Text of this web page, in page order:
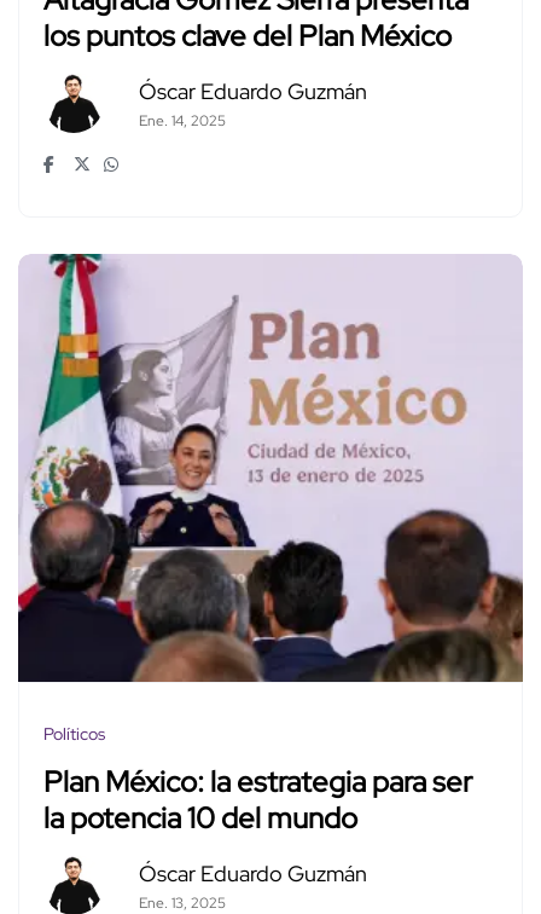
los puntos clave del Plan México
Óscar Eduardo Guzmán
Ene. 14, 2025
Políticos
Plan México: la estrategia para ser
la potencia 10 del mundo
Óscar Eduardo Guzmán
Ene. 13, 2025